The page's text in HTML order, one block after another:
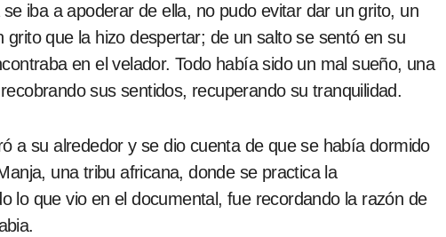
iba a apoderar de ella, no pudo evitar dar un grito, un
que la hizo despertar; de un salto se sentó en su
en el velador. Todo había sido un mal sueño, una
sus sentidos, recuperando su tranquilidad.
a su alrededor y se dio cuenta de que se había dormido
una tribu africana, donde se practica la
lo que vio en el documental, fue recordando la razón de